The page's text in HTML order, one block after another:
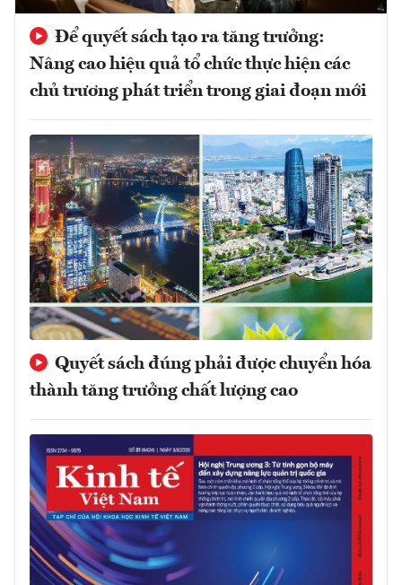
Để quyết sách tạo ra tăng trưởng:
Nâng cao hiệu quả tổ chức thực hiện các
chủ trương phát triển trong giai đoạn mới
Quyết sách đúng phải được chuyển hóa
thành tăng trưởng chất lượng cao